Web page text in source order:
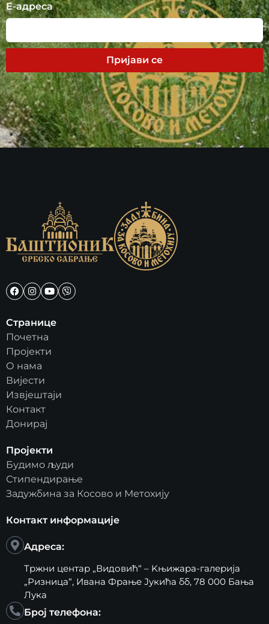
Е-адреса
Пријави се
Странице
Почетна
Пројекти
О нама
Вијести
Извјештаји
Контакт
Донирај
Пројекти
Будимо људи
Стипендирање
Задужбина за Косово и Метохију
Контакт информације
Адреса:
Тржни центар „Видовић“ – Kњижара-галерија
„Ризница“, Ивана Фрање Јукића бб, 78 000 Бања
Лука
Број телефона: